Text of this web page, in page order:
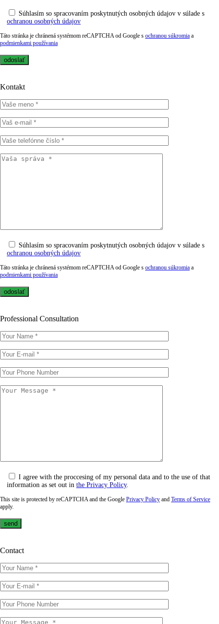
Súhlasím so spracovaním poskytnutých osobných údajov v súlade s
ochranou osobných údajov
Táto stránka je chránená systémom reCAPTCHA od Google s ochranou súkromia a
podmienkami používania
Kontakt
Súhlasím so spracovaním poskytnutých osobných údajov v súlade s
ochranou osobných údajov
Táto stránka je chránená systémom reCAPTCHA od Google s ochranou súkromia a
podmienkami používania
Professional Consultation
I agree with the proccesing of my personal data and to the use of that
information as set out in the Privacy Policy.
This site is protected by reCAPTCHA and the Google Privacy Policy and Terms of Service
apply.
Contact